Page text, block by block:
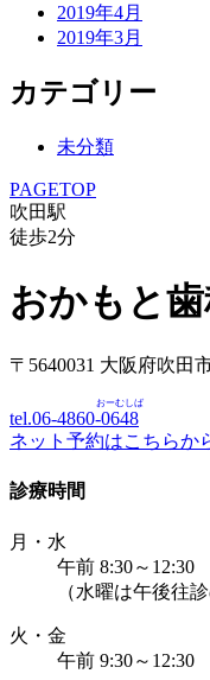
2019年4月
2019年3月
カテゴリー
未分類
PAGETOP
吹田駅
徒歩2分
おかもと
〒5640031 大阪府吹田
tel.06-4860-0648
おーむしば
ネット予約はこちらか
診療時間
月・水
午前 8:30～12:30
（水曜は午後往
火・金
午前 9:30～12:30